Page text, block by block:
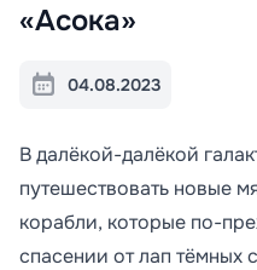
«Асока»
04.08.2023
В далёкой-далёкой
путешествовать новые
корабли, которые по-
спасении от лап тёмных